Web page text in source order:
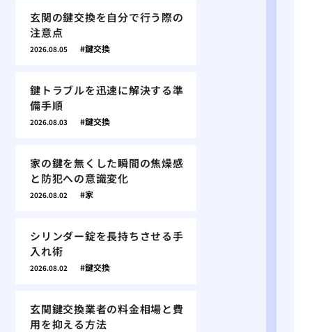
玄関の鍵交換を自分で行う際の
注意点
2026.08.05 鍵交換
鍵トラブルを迅速に解決する準
備手順
2026.08.03 鍵交換
家の鍵を無くした瞬間の焦燥感
と防犯への意識変化
2026.08.02 家
シリンダー錠を長持ちさせる手
入れ術
2026.08.02 鍵交換
玄関鍵交換業者の料金相場と費
用を抑える方法